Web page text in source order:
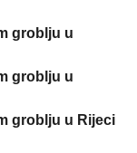
groblju u
groblju u
groblju u Rijeci